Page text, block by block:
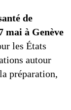
de
mai à Genève
les États
autour
préparation,